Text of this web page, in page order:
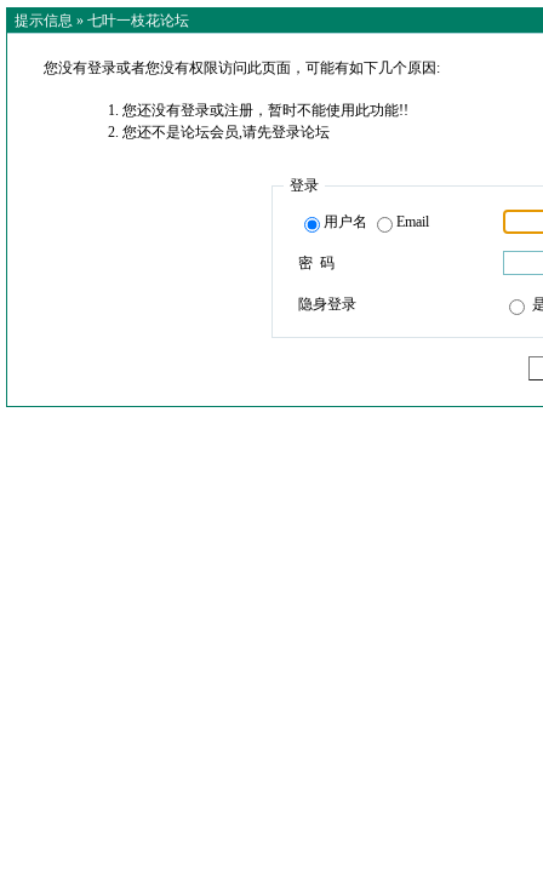
提示信息 » 七叶一枝花论坛
您没有登录或者您没有权限访问此页面，可能有如下几个原因:
您还没有登录或注册，暂时不能使用此功能!!
您还不是论坛会员,请先登录论坛
登录
用户名 Email
密 码
隐身登录